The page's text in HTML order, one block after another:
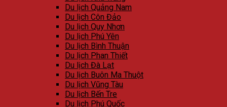
Du lịch Quảng Nam
Du lịch Côn Đảo
Du lịch Quy Nhơn
Du lịch Phú Yên
Du lịch Bình Thuận
Du lịch Phan Thiết
Du lịch Đà Lạt
Du lịch Buôn Ma Thuột
Du lịch Vũng Tàu
Du lịch Bến Tre
Du lịch Phú Quốc